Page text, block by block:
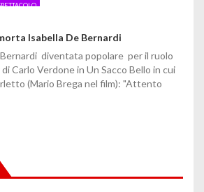
Isabella De Bernardi
diventata popolare per il ruolo
Carlo Verdone in Un Sacco Bello in cui
(Mario Brega nel film): "Attento